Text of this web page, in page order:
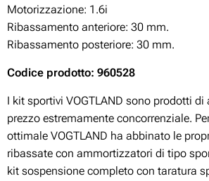
Motorizzazione: 1.6i
Ribassamento anteriore: 30 mm.
Ribassamento posteriore: 30 mm.
Codice prodotto: 960528
I kit sportivi VOGTLAND sono prodotti
prezzo estremamente concorrenziale.
ottimale VOGTLAND ha abbinato le
ribassate con ammortizzatori di tipo
kit sospensione completo con taratura